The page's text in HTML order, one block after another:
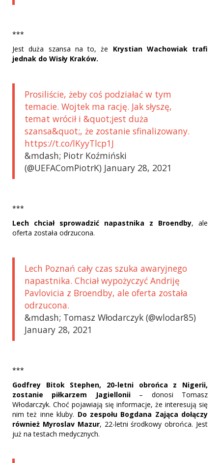
***
Jest duża szansa na to, że Krystian Wachowiak trafi
jednak do Wisły Kraków.
Prosiliście, żeby coś podziałać w tym
temacie. Wojtek ma rację. Jak słyszę,
temat wrócił i &quot;jest duża
szansa&quot;, że zostanie sfinalizowany.
https://t.co/lKyyTlcp1J
&mdash; Piotr Koźmiński
(@UEFAComPiotrK) January 28, 2021
***
Lech chciał sprowadzić napastnika z Broendby, ale
oferta została odrzucona.
Lech Poznań cały czas szuka awaryjnego
napastnika. Chciał wypożyczyć Andriję
Pavlovicia z Broendby, ale oferta została
odrzucona.
&mdash; Tomasz Włodarczyk (@wlodar85)
January 28, 2021
***
Godfrey Bitok Stephen, 20-letni obrońca z Nigerii,
zostanie piłkarzem Jagiellonii– donosi Tomasz
Włodarczyk. Choć pojawiają się informacje, że interesują się
nim też inne kluby. Do zespołu Bogdana Zająca dołączy
również Myroslav Mazur, 22-letni środkowy obrońca. Jest
już na testach medycznych.